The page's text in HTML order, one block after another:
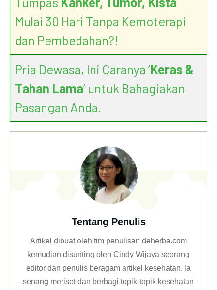
Mulai 30 Hari Tanpa Kemoterapi
dan Pembedahan?!
Pria Dewasa, Ini Caranya ‘Keras &
Tahan Lama’ untuk Bahagiakan
Pasangan Anda.
Tentang Penulis
Artikel dibuat oleh tim penulisan deherba.com
kemudian disunting oleh Cindy Wijaya seorang
editor dan penulis beragam artikel kesehatan. Ia
senang meriset dan berbagi topik-topik kesehatan